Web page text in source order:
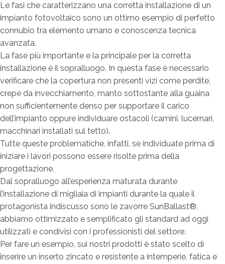
Le fasi che caratterizzano una corretta installazione di un
impianto fotovoltaico sono un ottimo esempio di perfetto
connubio tra elemento umano e conoscenza tecnica
avanzata.
La fase più importante e la principale per la corretta
installazione è il sopralluogo. In questa fase è necessario
verificare che la copertura non presenti vizi come perdite,
crepe da invecchiamento, manto sottostante alla guaina
non sufficientemente denso per supportare il carico
dell’impianto oppure individuare ostacoli (camini, lucernari,
macchinari installati sul tetto).
Tutte queste problematiche, infatti, se individuate prima di
iniziare i lavori possono essere risolte prima della
progettazione.
Dal sopralluogo all’esperienza maturata durante
l’installazione di migliaia di impianti durante la quale il
protagonista indiscusso sono le zavorre SunBallast®,
abbiamo ottimizzato e semplificato gli standard ad oggi
utilizzati e condivisi con i professionisti del settore.
Per fare un esempio, sui nostri prodotti è stato scelto di
inserire un inserto zincato e resistente a intemperie, fatica e